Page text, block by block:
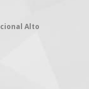
Alto